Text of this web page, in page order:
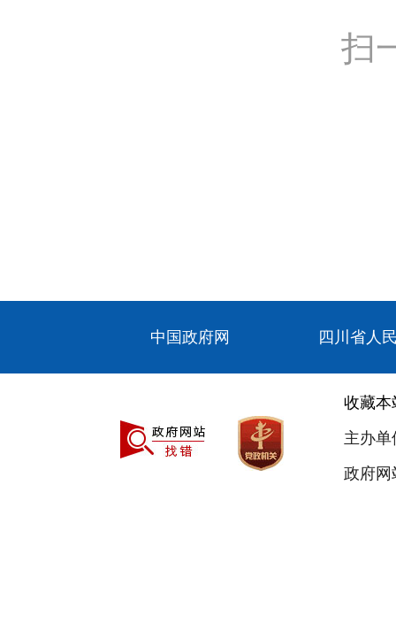
扫
中国政府网 四川省人
收藏本
主办
政府网